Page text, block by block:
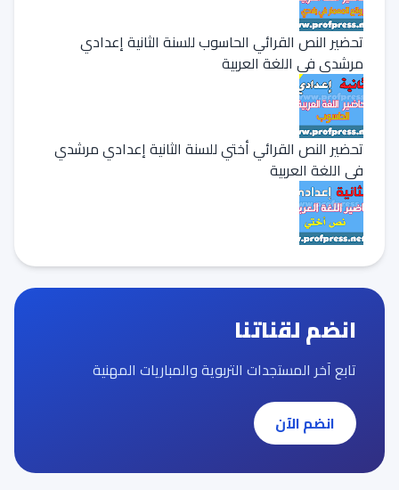
تحضير النص القرائي الحاسوب للسنة الثانية إعدادي
مرشدي في اللغة العربية
تحضير النص القرائي أختي للسنة الثانية إعدادي مرشدي
في اللغة العربية
انضم لقناتنا
تابع آخر المستجدات التربوية والمباريات المهنية
انضم الآن